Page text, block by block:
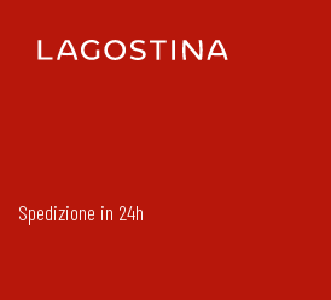
Spedizione in 24h